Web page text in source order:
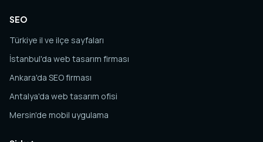
SEO
Türkiye il ve ilçe sayfaları
İstanbul'da web tasarım firması
Ankara'da SEO firması
Antalya'da web tasarım ofisi
Mersin'de mobil uygulama